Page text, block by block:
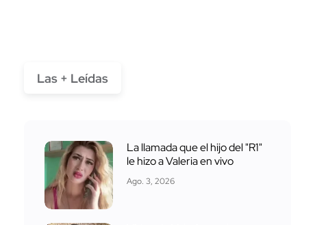
Las + Leídas
La llamada que el hijo del "R1"
le hizo a Valeria en vivo
Ago. 3, 2026